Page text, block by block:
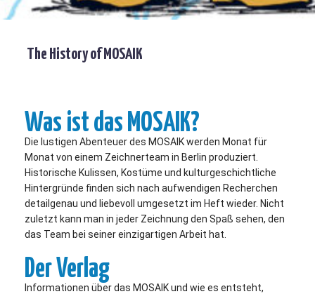
The History of MOSAIK
Was ist das MOSAIK?
Die lustigen Abenteuer des MOSAIK werden Monat für
Monat von einem Zeichnerteam in Berlin produziert.
Historische Kulissen, Kostüme und kulturgeschichtliche
Hintergründe finden sich nach aufwendigen Recherchen
detailgenau und liebevoll umgesetzt im Heft wieder. Nicht
zuletzt kann man in jeder Zeichnung den Spaß sehen, den
das Team bei seiner einzigartigen Arbeit hat.
Der Verlag
Informationen über das MOSAIK und wie es entsteht,